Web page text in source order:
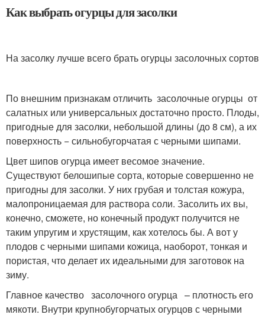
Как выбрать огурцы для засолки
На засолку лучше всего брать огурцы засолочных сортов
По внешним признакам отличить засолочные огурцы от
салатных или универсальных достаточно просто. Плоды,
пригодные для засолки, небольшой длины (до 8 см), а их
поверхность − сильнобугорчатая с черными шипами.
Цвет шипов огурца имеет весомое значение.
Существуют белошипые сорта, которые совершенно не
пригодны для засолки. У них грубая и толстая кожура,
малопроницаемая для раствора соли. Засолить их вы,
конечно, сможете, но конечный продукт получится не
таким упругим и хрустящим, как хотелось бы. А вот у
плодов с черными шипами кожица, наоборот, тонкая и
пористая, что делает их идеальными для заготовок на
зиму.
Главное качество засолочного огурца – плотность его
мякоти. Внутри крупнобугорчатых огурцов с черными